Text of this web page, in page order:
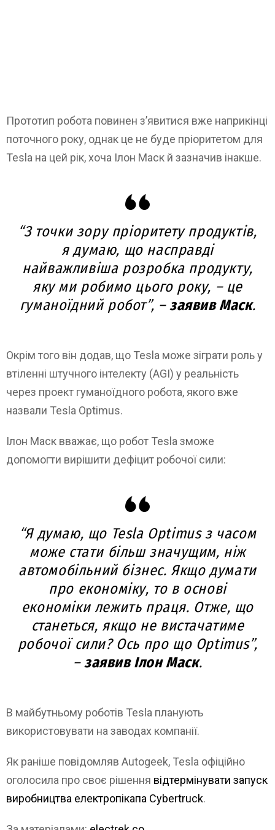
Прототип робота повинен з’явитися вже наприкінці
поточного року, однак це не буде пріоритетом для
Tesla на цей рік, хоча Ілон Маск й зазначив інакше.
“З точки зору пріоритету продуктів,
я думаю, що насправді
найважливіша розробка продукту,
яку ми робимо цього року, – це
гуманоїдний робот”, –заявив Маск.
Окрім того він додав, що Tesla може зіграти роль у
втіленні штучного інтелекту (AGI) у реальність
через проект гуманоїдного робота, якого вже
назвали Tesla Optimus.
Ілон Маск вважає, що робот Tesla зможе
допомогти вирішити дефіцит робочої сили:
“Я думаю, що Tesla Optimus з часом
може стати більш значущим, ніж
автомобільний бізнес. Якщо думати
про економіку, то в основі
економіки лежить праця. Отже, що
станеться, якщо не вистачатиме
робочої сили? Ось про що Optimus”,
–заявив Ілон Маск.
В майбутньому роботів Tesla планують
використовувати на заводах компанії.
Як раніше повідомляв Autogeek, Tesla офіційно
оголосила про своє рішення відтермінувати запуск
виробництва електропікапа Cybertruck.